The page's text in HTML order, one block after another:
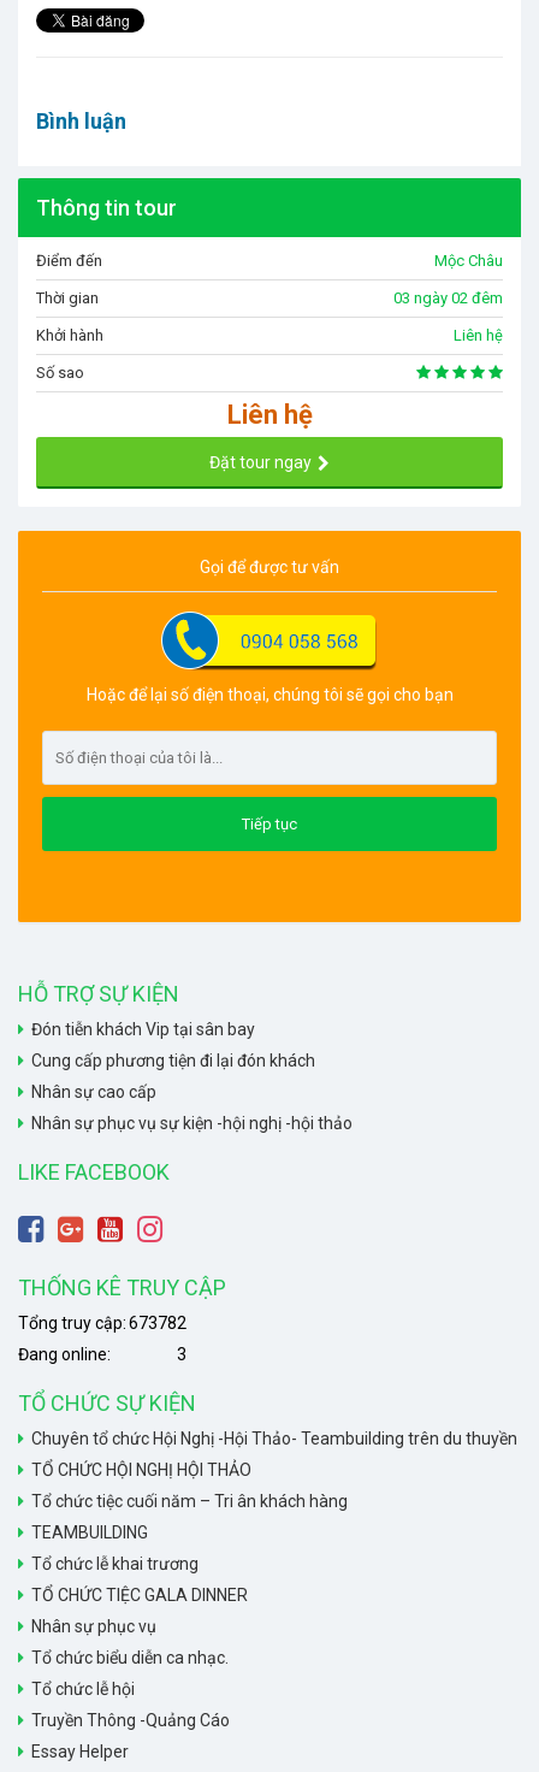
Bình luận
Thông tin tour
Điểm đến Mộc Châu
Thời gian 03 ngày 02 đêm
Khởi hành Liên hệ
Số sao
Liên hệ
Đặt tour ngay
Gọi để được tư vấn
Hoặc để lại số điện thoại, chúng tôi sẽ gọi cho bạn
HỖ TRỢ SỰ KIỆN
Đón tiễn khách Vip tại sân bay
Cung cấp phương tiện đi lại đón khách
Nhân sự cao cấp
Nhân sự phục vụ sự kiện -hội nghị -hội thảo
LIKE FACEBOOK
THỐNG KÊ TRUY CẬP
673782
Tổng truy cập:
3
Đang online:
TỔ CHỨC SỰ KIỆN
Chuyên tổ chức Hội Nghị -Hội Thảo- Teambuilding trên du thuyền
TỔ CHỨC HỘI NGHỊ HỘI THẢO
Tổ chức tiệc cuối năm – Tri ân khách hàng
TEAMBUILDING
Tổ chức lễ khai trương
TỔ CHỨC TIỆC GALA DINNER
Nhân sự phục vụ
Tổ chức biểu diễn ca nhạc.
Tổ chức lễ hội
Truyền Thông -Quảng Cáo
Essay Helper